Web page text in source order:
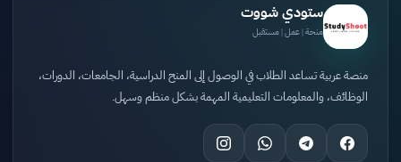
ستودي شووت
منحة | عمل | مستقبل
منصة عربية تساعد الطلاب في الوصول إلى المنح الدراسية، الجامعات، الدورات،
الوظائف، والمعلومات التعليمية المهمة بشكل منظم وسهل.